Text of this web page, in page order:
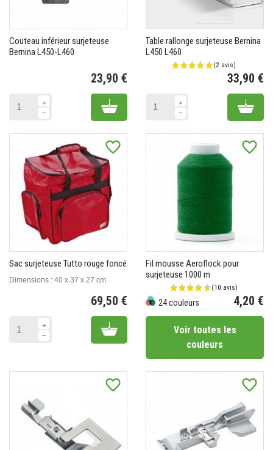
Couteau inférieur surjeteuse
Bernina L450-L460
23,90 €
Add to cart
Table rallonge surjeteuse Bernina
L450 L460
33,90 €
Add
favorite_border
Sac surjeteuse Tutto rouge foncé
Dimensions : 40 x 37 x 27 cm
69,50 €
Add to cart
favorite_border
Fil mousse Aeroflock pour
surjeteuse 1000 m
24 couleurs 4,20 €
Voir toutes les
couleurs
favorite_border favorite_border